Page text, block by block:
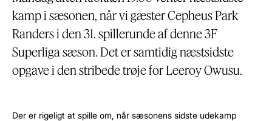
kamp i sæsonen, når vi gæster Cepheus Park
Randers i den 31. spillerunde af denne 3F
Superliga sæson. Det er samtidig næstsidste
opgave i den stribede trøje for Leeroy Owusu.
Der er rigeligt at spille om, når sæsonens sidste udekamp